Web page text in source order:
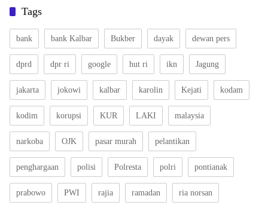
Tags
bank bank Kalbar Bukber dayak dewan pers
dprd dpr ri google hut ri ikn Jagung
jakarta jokowi kalbar karolin Kejati kodam
kodim korupsi KUR LAKI malaysia
narkoba OJK pasar murah pelantikan
penghargaan polisi Polresta polri pontianak
prabowo PWI rajia ramadan ria norsan